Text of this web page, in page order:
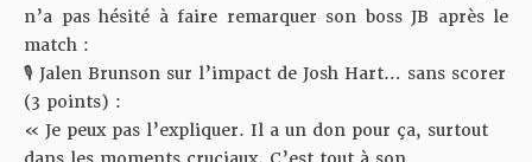
n’a pas hésité à faire remarquer son boss JB après le
match :
🎙️ Jalen Brunson sur l’impact de Josh Hart… sans scorer
(3 points) :
« Je peux pas l’expliquer. Il a un don pour ça, surtout